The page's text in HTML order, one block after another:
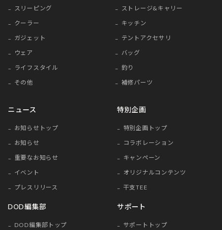
スリーピング
ストレージ&キャリー
クーラー
キッチン
ガジェット
テントアクセサリ
ウェア
バッグ
ライフスタイル
釣り
その他
補修パーツ
ニュース
お知らせトップ
お知らせ
重要なお知らせ
イベント
プレスリリース
特別企画
特別企画トップ
コラボレーション
キャンペーン
オリジナルコンテンツ
干支TEE
DOD編集部
DOD編集部トップ
サポート
サポートトップ